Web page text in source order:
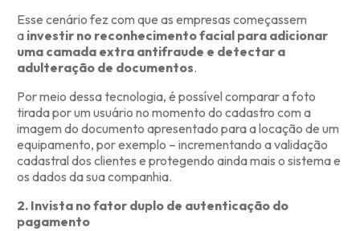
Esse cenário fez com que as empresas começassem
a investir no reconhecimento facial para adicionar
uma camada extra antifraude e detectar a
adulteração de documentos.
Por meio dessa tecnologia, é possível comparar a foto
tirada por um usuário no momento do cadastro com a
imagem do documento apresentado para a locação de um
equipamento, por exemplo – incrementando a validação
cadastral dos clientes e protegendo ainda mais o sistema e
os dados da sua companhia.
2. Invista no fator duplo de autenticação do
pagamento